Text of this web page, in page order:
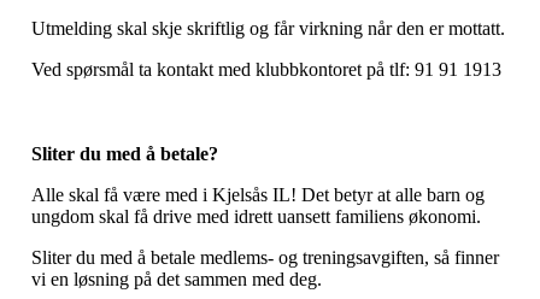
Utmelding skal skje skriftlig og får virkning når den er mottatt.
Ved spørsmål ta kontakt med klubbkontoret på tlf: 91 91 1913
Sliter du med å betale?
Alle skal få være med i Kjelsås IL! Det betyr at alle barn og
ungdom skal få drive med idrett uansett familiens økonomi.
Sliter du med å betale medlems- og treningsavgiften, så finner
vi en løsning på det sammen med deg.